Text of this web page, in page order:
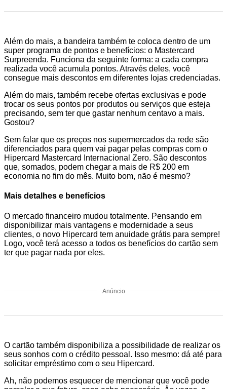
Além do mais, a bandeira também te coloca dentro de um
super programa de pontos e benefícios: o Mastercard
Surpreenda. Funciona da seguinte forma: a cada compra
realizada você acumula pontos. Através deles, você
consegue mais descontos em diferentes lojas credenciadas.
Além do mais, também recebe ofertas exclusivas e pode
trocar os seus pontos por produtos ou serviços que esteja
precisando, sem ter que gastar nenhum centavo a mais.
Gostou?
Sem falar que os preços nos supermercados da rede são
diferenciados para quem vai pagar pelas compras com o
Hipercard Mastercard Internacional Zero. São descontos
que, somados, podem chegar a mais de R$ 200 em
economia no fim do mês. Muito bom, não é mesmo?
Mais detalhes e benefícios
O mercado financeiro mudou totalmente. Pensando em
disponibilizar mais vantagens e modernidade a seus
clientes, o novo Hipercard tem anuidade grátis para sempre!
Logo, você terá acesso a todos os benefícios do cartão sem
ter que pagar nada por eles.
Anúncio
O cartão também disponibiliza a possibilidade de realizar os
seus sonhos com o crédito pessoal. Isso mesmo: dá até para
solicitar empréstimo com o seu Hipercard.
Ah, não podemos esquecer de mencionar que você pode